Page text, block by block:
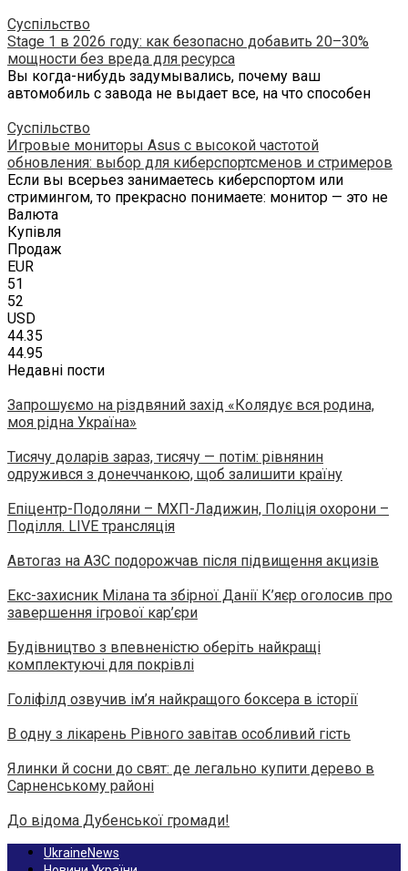
Суспільство
Stage 1 в 2026 году: как безопасно добавить 20–30%
мощности без вреда для ресурса
Вы когда-нибудь задумывались, почему ваш
автомобиль с завода не выдает все, на что способен
Суспільство
Игровые мониторы Asus с высокой частотой
обновления: выбор для киберспортсменов и стримеров
Если вы всерьез занимаетесь киберспортом или
стримингом, то прекрасно понимаете: монитор — это не
Валюта
Купівля
Продаж
EUR
51
52
USD
44.35
44.95
Недавні пости
Запрошуємо на різдвяний захід «Колядує вся родина,
моя рідна Україна»
Тисячу доларів зараз, тисячу — потім: рівнянин
одружився з донеччанкою, щоб залишити країну
Епіцентр-Подоляни – МХП-Ладижин, Поліція охорони –
Поділля. LIVE трансляція
Автогаз на АЗС подорожчав після підвищення акцизів
Екс-захисник Мілана та збірної Данії К’яєр оголосив про
завершення ігрової кар’єри
Будівництво з впевненістю оберіть найкращі
комплектуючі для покрівлі
Голіфілд озвучив ім’я найкращого боксера в історії
В одну з лікарень Рівного завітав особливий гість
Ялинки й сосни до свят: де легально купити дерево в
Сарненському районі
До відома Дубенської громади!
UkraineNews